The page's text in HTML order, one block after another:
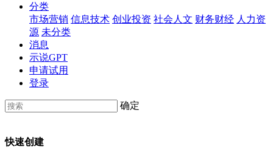
分类
市场营销 信息技术 创业投资 社会人文 财务财经 人力资
源 未分类
消息
示说GPT
申请试用
登录
确定
快速创建